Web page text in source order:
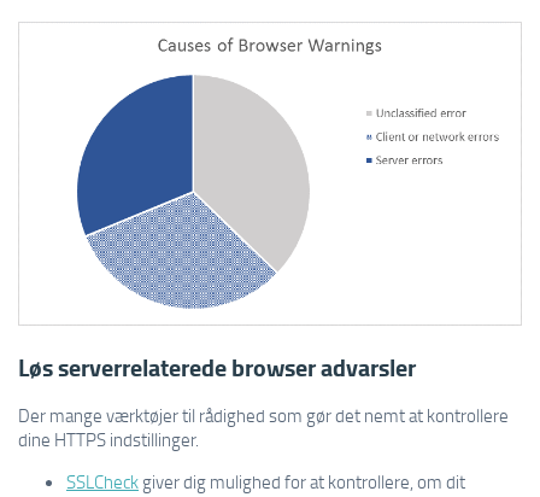
Løs serverrelaterede browser advarsler
Der mange værktøjer til rådighed som gør det nemt at kontrollere
dine HTTPS indstillinger.
SSLCheck giver dig mulighed for at kontrollere, om dit